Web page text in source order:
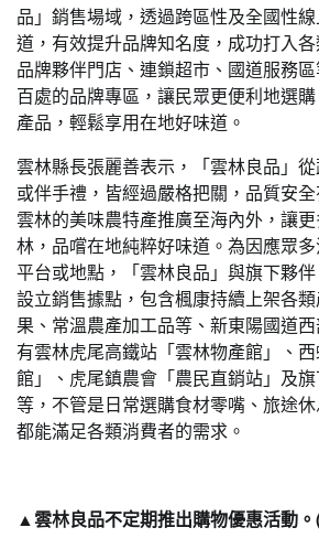
品」銷售場域，透過跨區性及全國性
道，有效提升品牌知名度，成功打入
品牌夥伴門店、連鎖超市、國道服務
百處的品牌專區，讓民眾更便利地選
產品，輕鬆享用在地好味道。
雲林縣長張麗善表示，「雲林良品」
或伴手禮，皆經過嚴格把關，品質安
雲林的美味農特產推廣至海內外，讓
林，品嚐在地純粹好味道。為因應眾
平台或地點，「雲林良品」與旗下夥
設立銷售據點，包含楓康持續上架各
果、常溫農產加工品等、新東陽國道
有雲林虎尾高鐵站「雲林物產館」、
館」、虎尾鎮農會「農民直銷站」及
等，不管是日常選購食材零嘴、旅途
都能滿足各類消費者的需求。
▲雲林良品不定期推出購物優惠活動